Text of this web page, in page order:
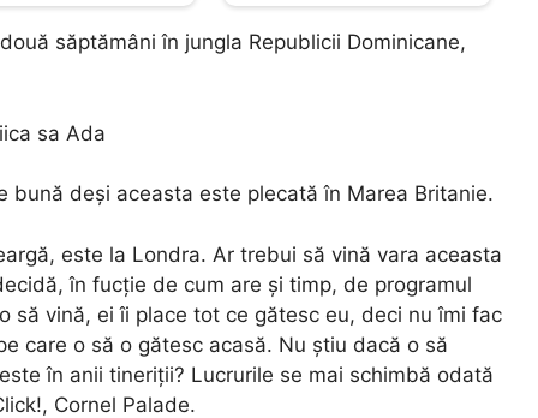
săptămâni în jungla Republicii Dominicane,
sa Ada
bună deși aceasta este plecată în Marea Britanie.
este la Londra. Ar trebui să vină vara aceasta
în fucție de cum are și timp, de programul
să vină, ei îi place tot ce gătesc eu, deci nu îmi fac
care o să o gătesc acasă. Nu știu dacă o să
în anii tineriții? Lucrurile se mai schimbă odată
Cornel Palade.